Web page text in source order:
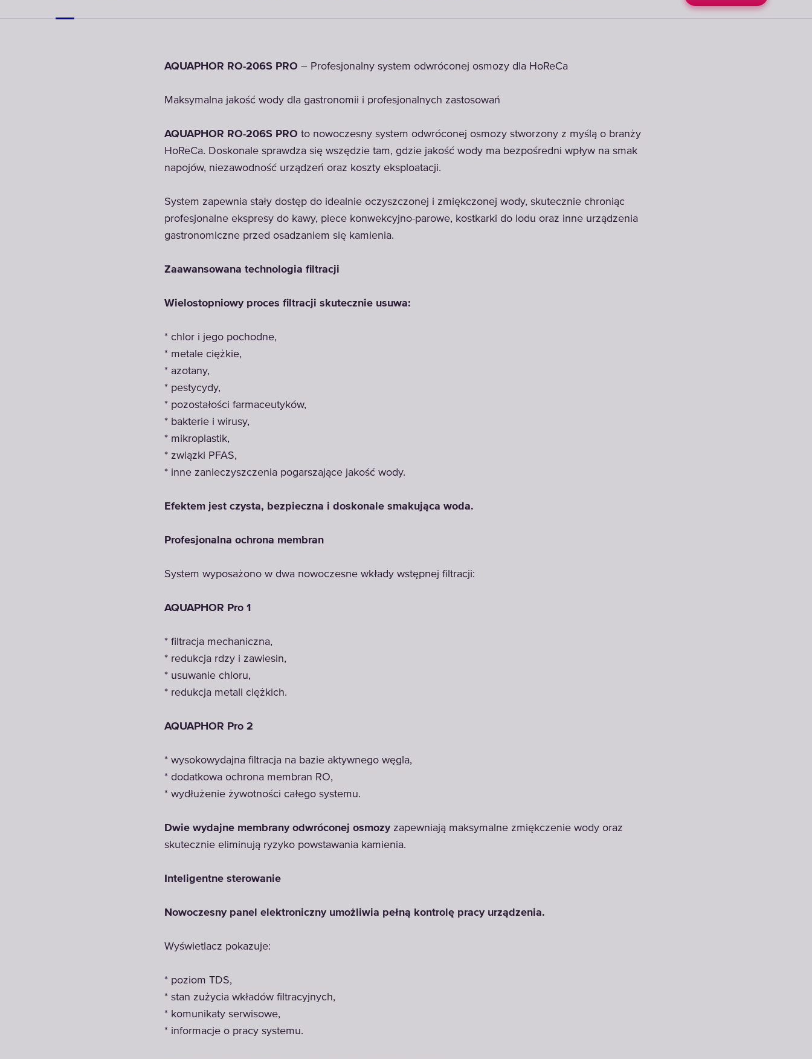
AQUAPHOR RO-206S PRO – Profesjonalny system odwróconej osmozy dla HoReCa
Maksymalna jakość wody dla gastronomii i profesjonalnych zastosowań
AQUAPHOR RO-206S PRO to nowoczesny system odwróconej osmozy stworzony z myślą o branży
HoReCa. Doskonale sprawdza się wszędzie tam, gdzie jakość wody ma bezpośredni wpływ na smak
napojów, niezawodność urządzeń oraz koszty eksploatacji.
System zapewnia stały dostęp do idealnie oczyszczonej i zmiękczonej wody, skutecznie chroniąc
profesjonalne ekspresy do kawy, piece konwekcyjno-parowe, kostkarki do lodu oraz inne urządzenia
gastronomiczne przed osadzaniem się kamienia.
Zaawansowana technologia filtracji
Wielostopniowy proces filtracji skutecznie usuwa:
* chlor i jego pochodne,
* metale ciężkie,
* azotany,
* pestycydy,
* pozostałości farmaceutyków,
* bakterie i wirusy,
* mikroplastik,
* związki PFAS,
* inne zanieczyszczenia pogarszające jakość wody.
Efektem jest czysta, bezpieczna i doskonale smakująca woda.
Profesjonalna ochrona membran
System wyposażono w dwa nowoczesne wkłady wstępnej filtracji:
AQUAPHOR Pro 1
* filtracja mechaniczna,
* redukcja rdzy i zawiesin,
* usuwanie chloru,
* redukcja metali ciężkich.
AQUAPHOR Pro 2
* wysokowydajna filtracja na bazie aktywnego węgla,
* dodatkowa ochrona membran RO,
* wydłużenie żywotności całego systemu.
Dwie wydajne membrany odwróconej osmozyzapewniają maksymalne zmiękczenie wody oraz
skutecznie eliminują ryzyko powstawania kamienia.
Inteligentne sterowanie
Nowoczesny panel elektroniczny umożliwia pełną kontrolę pracy urządzenia.
Wyświetlacz pokazuje:
* poziom TDS,
* stan zużycia wkładów filtracyjnych,
* komunikaty serwisowe,
* informacje o pracy systemu.